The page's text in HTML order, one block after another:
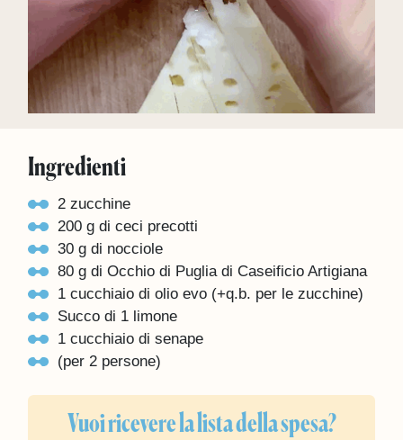
Ingredienti
2 zucchine
200 g di ceci precotti
30 g di nocciole
80 g di Occhio di Puglia di Caseificio Artigiana
1 cucchiaio di olio evo (+q.b. per le zucchine)
Succo di 1 limone
1 cucchiaio di senape
(per 2 persone)
Vuoi ricevere la lista della spesa?